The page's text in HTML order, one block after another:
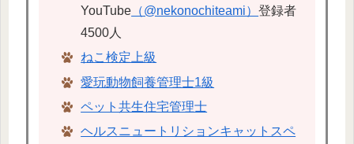
YouTube （@nekonochiteami）登録者
4500人
ねこ検定上級
愛玩動物飼養管理士1級
ペット共生住宅管理士
ヘルスニュートリションキャットスペ